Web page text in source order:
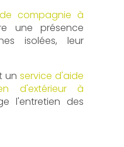
compagnie à
une présence
isolées, leur
un service d'aide
d'extérieur à
l'entretien des